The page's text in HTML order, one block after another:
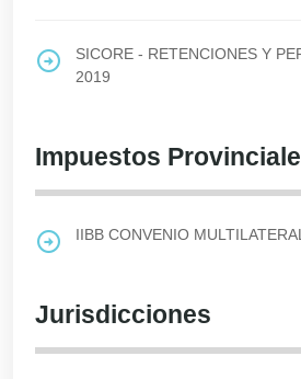
SICORE - RETENCIONES Y
2019
Impuestos
IIBB CONVENIO
Jurisdicciones